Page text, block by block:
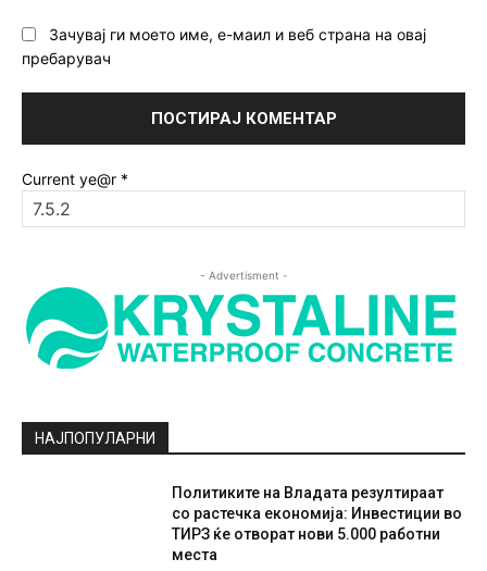
Зачувај ги моето име, е-маил и веб страна на овај
пребарувач
Current ye@r *
- Advertisment -
НАЈПОПУЛАРНИ
Политиките на Владата резултираат
со растечка економија: Инвестиции во
ТИРЗ ќе отворат нови 5.000 работни
места